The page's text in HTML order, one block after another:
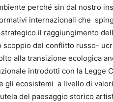
perché sin dal nostro
internazionali che
il raggiungimento
scoppio del conflitto russo-
alla transizione ecologica
introdotti con la Legge
gli ecosistemi a livello di
del paesaggio storico